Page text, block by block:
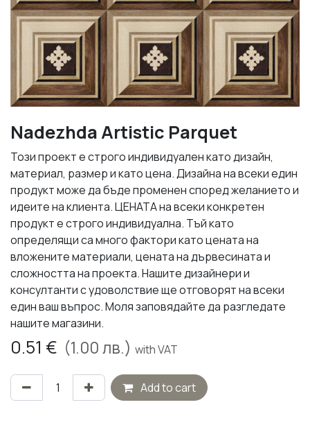
Nadezhda Artistic Parquet
Този проект е строго индивидуален като дизайн,
материал, размер и като цена. Дизайна на всеки един
продукт може да бъде променен според желанието и
идеите на клиента. ЦЕНАТА на всеки конкретен
продукт е строго индивидуална. Тъй като
определящи са много фактори като цената на
вложените материали, цената на дървесината и
сложността на проекта. Нашите дизайнери и
консултанти с удоволствие ще отговорят на всеки
един ваш въпрос. Моля заповядайте да разгледате
нашите магазини.
0.51 € (1.00лв.) with VAT
Add to cart